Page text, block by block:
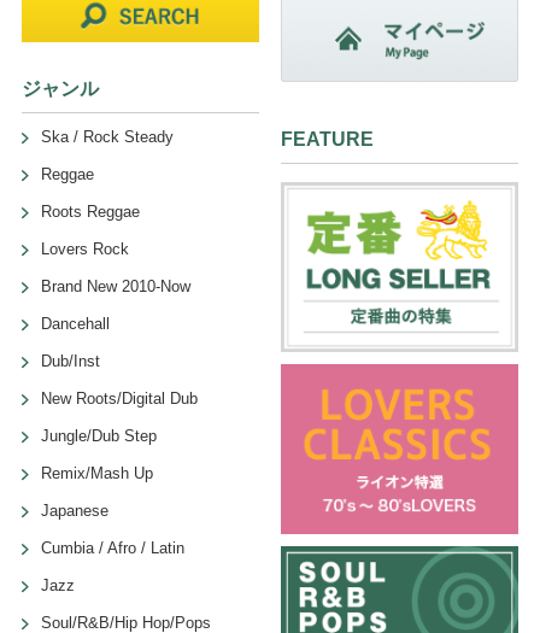
ジャンル
Ska / Rock Steady
Reggae
Roots Reggae
Lovers Rock
Brand New 2010-Now
Dancehall
Dub/Inst
New Roots/Digital Dub
Jungle/Dub Step
Remix/Mash Up
Japanese
Cumbia / Afro / Latin
Jazz
Soul/R&B/Hip Hop/Pops
FEATURE